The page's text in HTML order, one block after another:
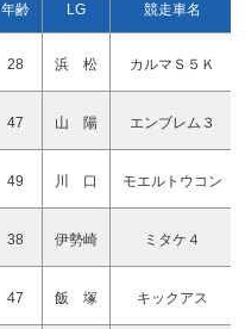
年齢 LG 競走車名
28 浜 松 カルマＳ５Ｋ
47 山 陽 エンブレム３
49 川 口 モエルトウコン
38 伊勢崎 ミタケ４
47 飯 塚 キックアス